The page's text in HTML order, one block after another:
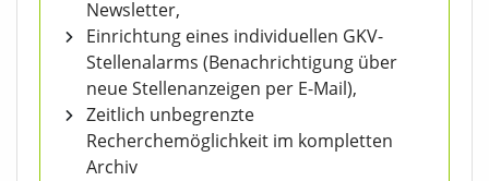
Newsletter,
Einrichtung eines individuellen GKV-
Stellenalarms (Benachrichtigung über
neue Stellenanzeigen per E-Mail),
Zeitlich unbegrenzte
Recherchemöglichkeit im kompletten
Archiv